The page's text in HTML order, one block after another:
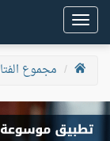
Toggle
navigation
مجموع